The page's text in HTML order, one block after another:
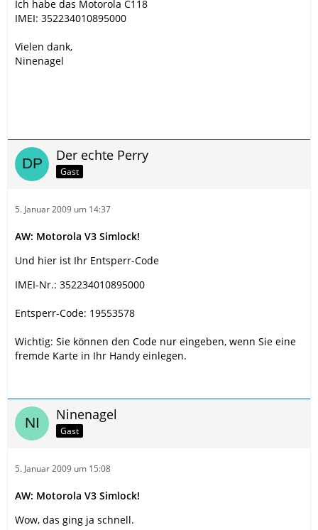
Ich habe das Motorola C118
IMEI: 352234010895000
Vielen dank,
Ninenagel
Der echte Perry
Gast
5. Januar 2009 um 14:37
AW: Motorola V3 Simlock!
Und hier ist Ihr Entsperr-Code
IMEI-Nr.: 352234010895000
Entsperr-Code: 19553578
Wichtig: Sie können den Code nur eingeben, wenn Sie eine
fremde Karte in Ihr Handy einlegen.
Ninenagel
Gast
5. Januar 2009 um 15:08
AW: Motorola V3 Simlock!
Wow, das ging ja schnell.